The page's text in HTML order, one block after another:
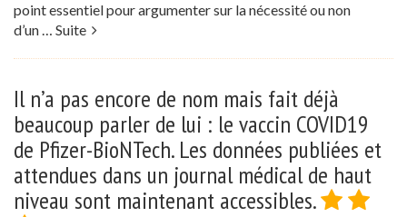
point essentiel pour argumenter sur la nécessité ou non
d’un … Suite
Il n’a pas encore de nom mais fait déjà
beaucoup parler de lui : le vaccin COVID19
de Pfizer-BioNTech. Les données publiées et
attendues dans un journal médical de haut
niveau sont maintenant accessibles.